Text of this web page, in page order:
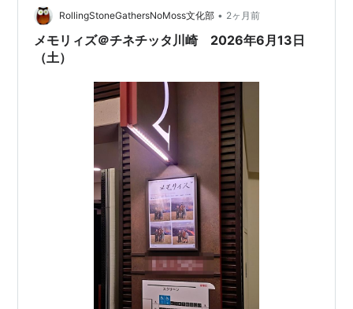
「江〜姫たちの戦国〜 」（2011年、NHK大河ドラマ)
RollingStoneGathersNoMoss文化部 • 2ヶ月前
メモリィズ＠チネチッタ川崎 2026年6月13日
（土）